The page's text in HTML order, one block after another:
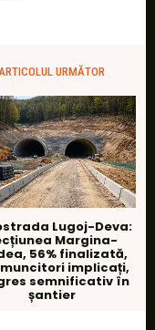
ARTICOLUL URMĂTOR
Lugoj-Deva:
Margina-
56% finalizată,
muncitori implicați,
semnificativ în
șantier